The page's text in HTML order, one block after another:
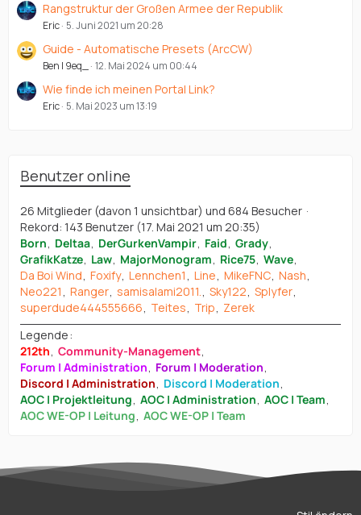
Rangstruktur der Großen Armee der Republik
Eric 5. Juni 2021 um 20:28
Guide - Automatische Presets (ArcCW)
Ben | 9eq_ 12. Mai 2024 um 00:44
Wie finde ich meinen Portal Link?
Eric 5. Mai 2023 um 13:19
Benutzer online
26 Mitglieder (davon 1 unsichtbar) und 684 Besucher
Rekord: 143 Benutzer (17. Mai 2021 um 20:35)
Born
Deltaa DerGurkenVampir Faid Grady
GrafikKatze Law MajorMonogram Rice75 Wave
Da Boi Wind Foxify Lennchen1 Line MikeFNC Nash
Neo221
Ranger samisalami2011. Sky122 Splyfer
superdude444555666
Teites Trip
Zerek
Legende
212th Community-Management
Forum | Administration
Forum | Moderation
Discord | Administration
Discord | Moderation
AOC | Projektleitung AOC | Administration AOC | Team
AOC WE-OP | Leitung AOC WE-OP | Team